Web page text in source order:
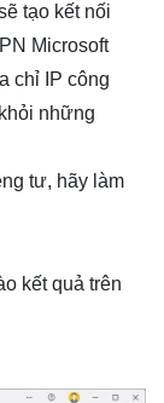
tạo kết nối
Microsoft
chỉ IP công
những
tư, hãy làm
kết quả trên